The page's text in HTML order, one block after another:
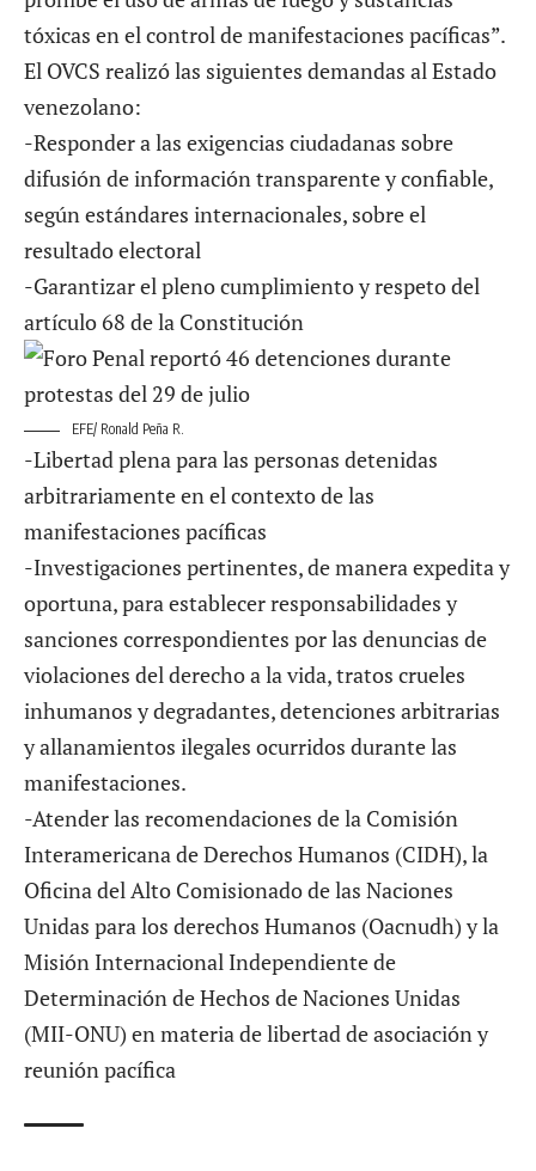
tóxicas en el control de manifestaciones pacíficas”.
El OVCS realizó las siguientes demandas al Estado
venezolano:
-Responder a las exigencias ciudadanas sobre
difusión de información transparente y confiable,
según estándares internacionales, sobre el
resultado electoral
-Garantizar el pleno cumplimiento y respeto del
artículo 68 de la Constitución
EFE/ Ronald Peña R.
-Libertad plena para las personas detenidas
arbitrariamente en el contexto de las
manifestaciones pacíficas
-Investigaciones pertinentes, de manera expedita y
oportuna, para establecer responsabilidades y
sanciones correspondientes por las denuncias de
violaciones del derecho a la vida, tratos crueles
inhumanos y degradantes, detenciones arbitrarias
y allanamientos ilegales ocurridos durante las
manifestaciones.
-Atender las recomendaciones de la Comisión
Interamericana de Derechos Humanos (CIDH), la
Oficina del Alto Comisionado de las Naciones
Unidas para los derechos Humanos (Oacnudh) y la
Misión Internacional Independiente de
Determinación de Hechos de Naciones Unidas
(MII-ONU) en materia de libertad de asociación y
reunión pacífica